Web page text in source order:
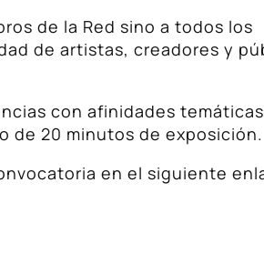
de la Red sino a todos los
de artistas, creadores y
con afinidades
de 20 minutos de exposición.
en el siguiente